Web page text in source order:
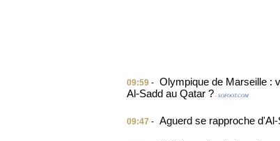
09:59 - Olympique de Marseille :
Al-Sadd au Qatar ? - SOFOOT.COM
09:47 - Aguerd se rapproche